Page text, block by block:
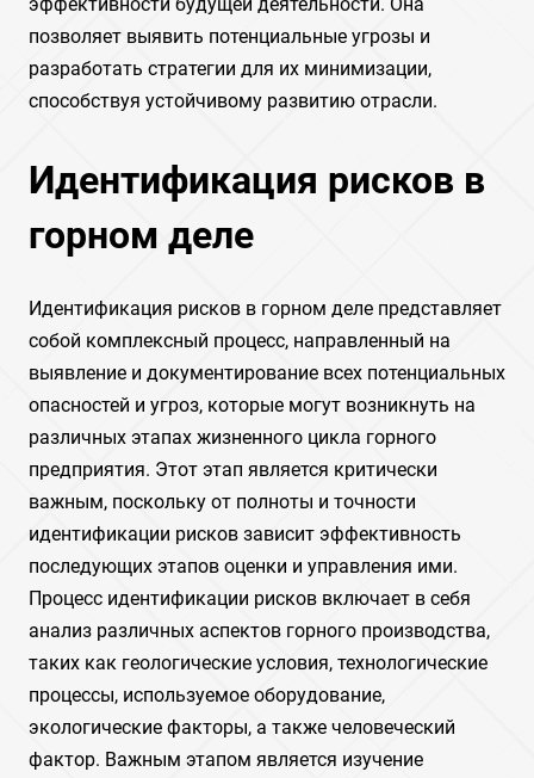
позволяет выявить потенциальные угрозы и
разработать стратегии для их минимизации,
способствуя устойчивому развитию отрасли.
Идентификация рисков в
горном деле
Идентификация рисков в горном деле представляет
собой комплексный процесс, направленный на
выявление и документирование всех потенциальных
опасностей и угроз, которые могут возникнуть на
различных этапах жизненного цикла горного
предприятия. Этот этап является критически
важным, поскольку от полноты и точности
идентификации рисков зависит эффективность
последующих этапов оценки и управления ими.
Процесс идентификации рисков включает в себя
анализ различных аспектов горного производства,
таких как геологические условия, технологические
процессы, используемое оборудование,
экологические факторы, а также человеческий
фактор. Важным этапом является изучение